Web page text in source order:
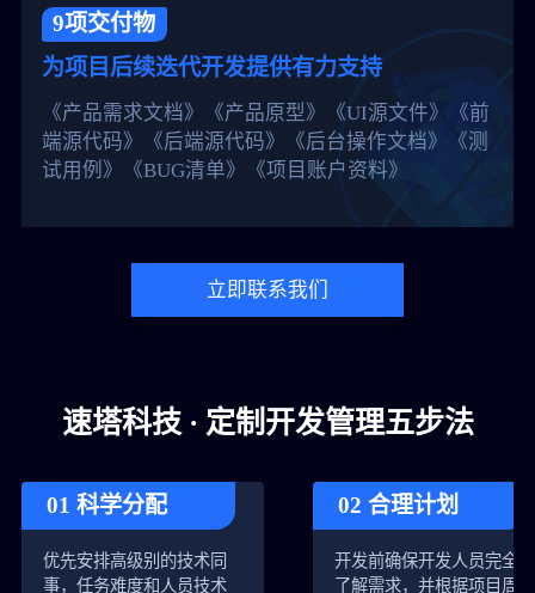
9项交付物
为项目后续迭代开发提供有力支持
《产品需求文档》《产品原型》《UI源文件》《前
端源代码》《后端源代码》《后台操作文档》《测
试用例》《BUG清单》《项目账户资料》
立即联系我们
速塔科技 · 定制开发管理五步法
01 科学分配
优先安排高级别的技术同
事，任务难度和人员技术
02 合理计划
开发前确保开发人员完全
了解需求，并根据项目周